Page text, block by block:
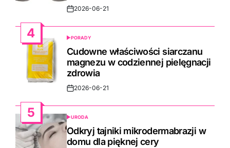
Post2026-06-21
4
POSTED
IN
PORADY
Cudowne właściwości siarczanu
magnezu w codziennej pielęgnacji
zdrowia
Post2026-06-21
5
POSTED
IN
URODA
Odkryj tajniki mikrodermabrazji w
domu dla pięknej cery